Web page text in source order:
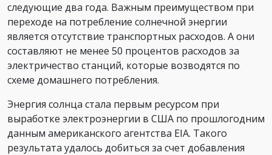
следующие два года. Важным преимуществом при
переходе на потребление солнечной энергии
является отсутствие транспортных расходов. А они
составляют не менее 50 процентов расходов за
электричество станций, которые возводятся по
схеме домашнего потребления.
Энергия солнца стала первым ресурсом при
выработке электроэнергии в США по прошлогодним
данным американского агентства EIA. Такого
результата удалось добиться за счет добавления